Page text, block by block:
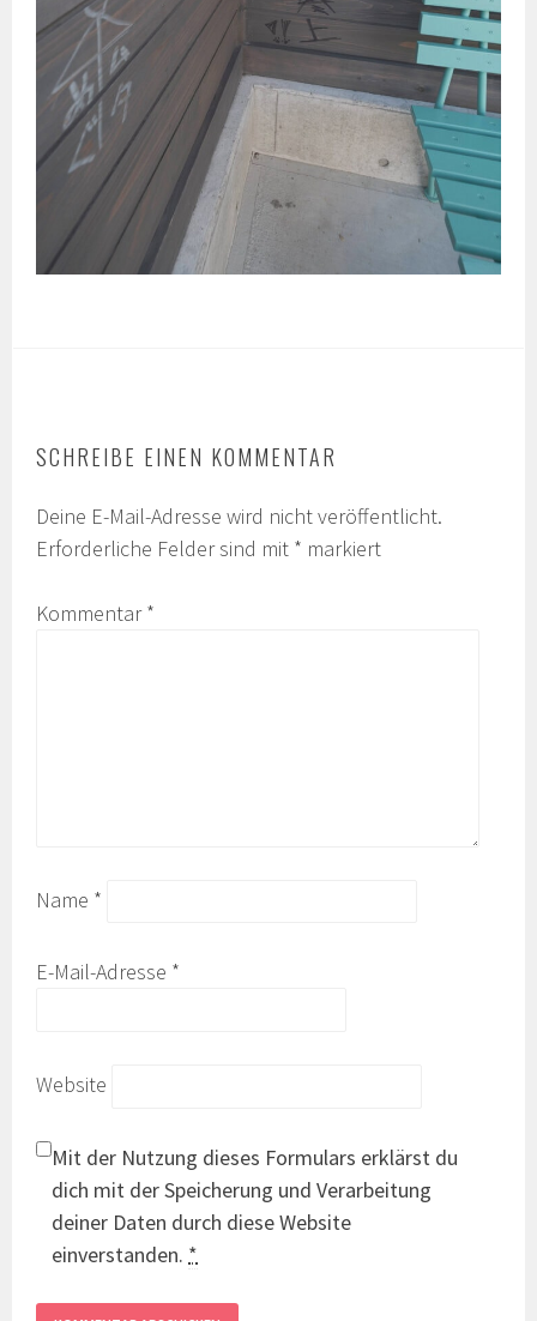
SCHREIBE EINEN KOMMENTAR
Deine E-Mail-Adresse wird nicht veröffentlicht.
Erforderliche Felder sind mit * markiert
Kommentar*
Name *
E-Mail-Adresse *
Website
Mit der Nutzung dieses Formulars erklärst du
dich mit der Speicherung und Verarbeitung
deiner Daten durch diese Website
einverstanden. *